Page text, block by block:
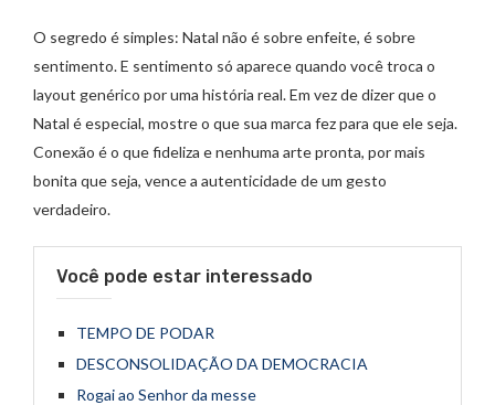
O segredo é simples: Natal não é sobre enfeite, é sobre
sentimento. E sentimento só aparece quando você troca o
layout genérico por uma história real. Em vez de dizer que o
Natal é especial, mostre o que sua marca fez para que ele seja.
Conexão é o que fideliza e nenhuma arte pronta, por mais
bonita que seja, vence a autenticidade de um gesto
verdadeiro.
Você pode estar interessado
TEMPO DE PODAR
DESCONSOLIDAÇÃO DA DEMOCRACIA
Rogai ao Senhor da messe